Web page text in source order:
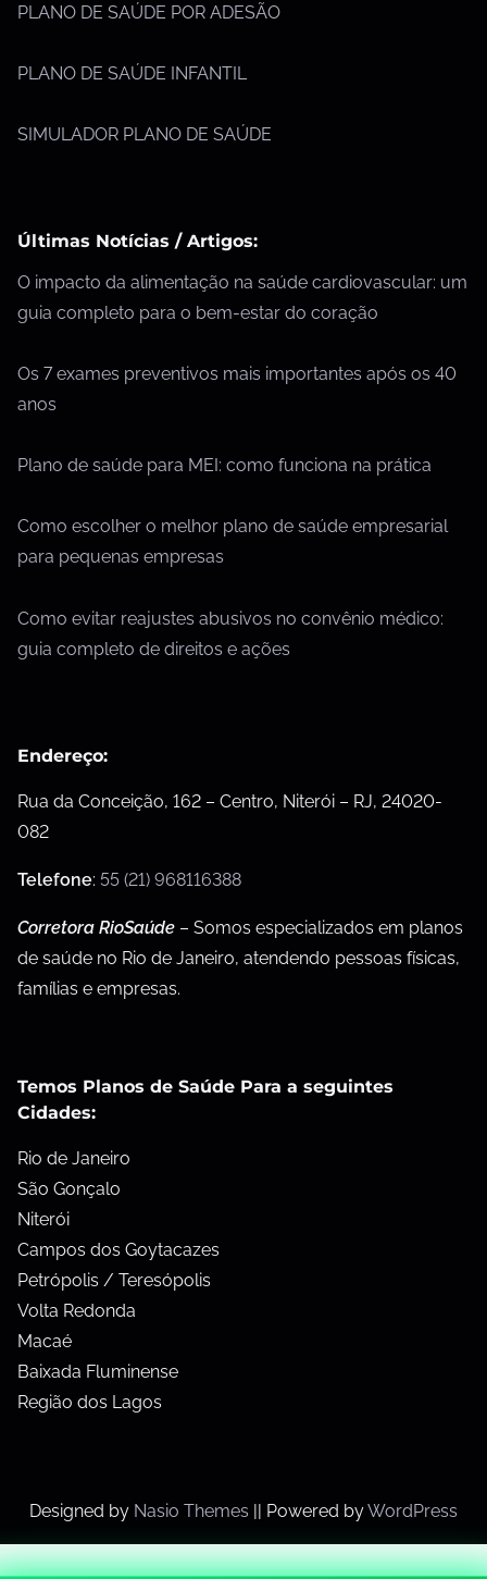
PLANO DE SAÚDE POR ADESÃO
PLANO DE SAÚDE INFANTIL
SIMULADOR PLANO DE SAÚDE
Últimas Notícias / Artigos:
O impacto da alimentação na saúde cardiovascular: um
guia completo para o bem-estar do coração
Os 7 exames preventivos mais importantes após os 40
anos
Plano de saúde para MEI: como funciona na prática
Como escolher o melhor plano de saúde empresarial
para pequenas empresas
Como evitar reajustes abusivos no convênio médico:
guia completo de direitos e ações
Endereço:
Rua da Conceição, 162 – Centro, Niterói – RJ, 24020-
082
Telefone: 55 (21) 968116388
Corretora RioSaúde – Somos especializados em planos
de saúde no Rio de Janeiro, atendendo pessoas físicas,
famílias e empresas.
Temos Planos de Saúde Para a seguintes
Cidades:
Rio de Janeiro
São Gonçalo
Niterói
Campos dos Goytacazes
Petrópolis / Teresópolis
Volta Redonda
Macaé
Baixada Fluminense
Região dos Lagos
Designed by Nasio Themes || Powered byWordPress